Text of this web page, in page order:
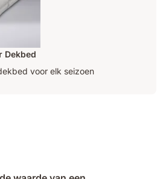
Dekbed
voor elk seizoen